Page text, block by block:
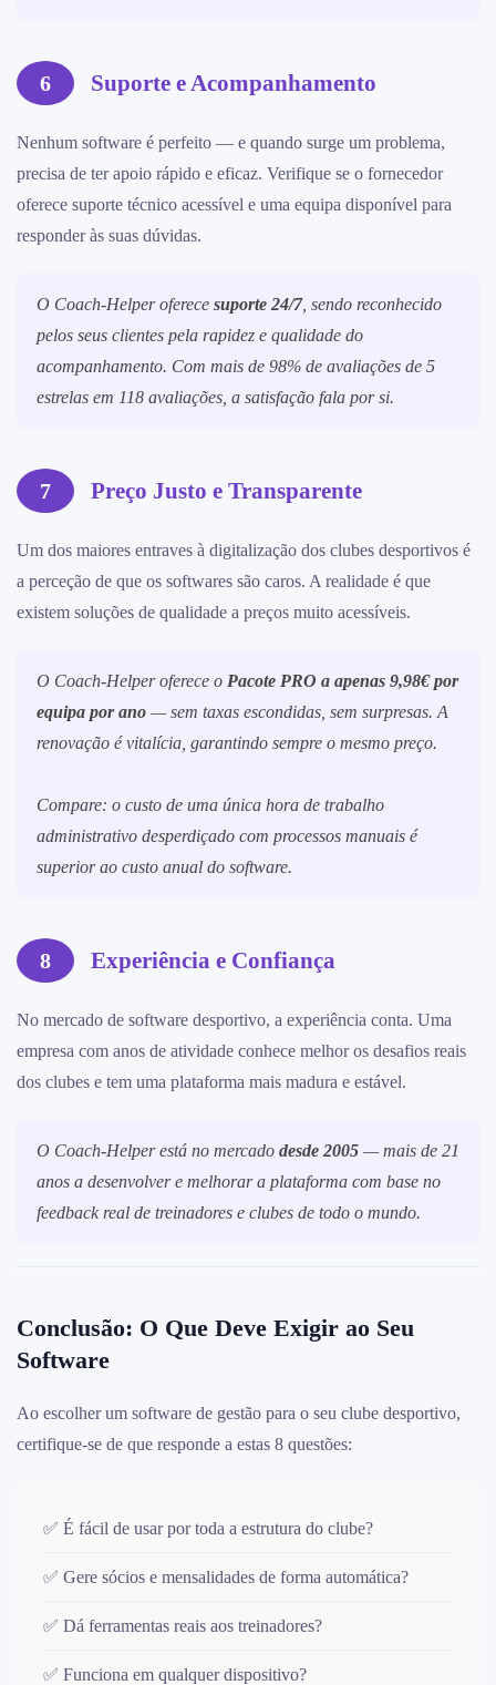
6 Suporte e Acompanhamento
Nenhum software é perfeito — e quando surge um problema,
precisa de ter apoio rápido e eficaz. Verifique se o fornecedor
oferece suporte técnico acessível e uma equipa disponível para
responder às suas dúvidas.
O Coach-Helper oferece suporte 24/7, sendo reconhecido
pelos seus clientes pela rapidez e qualidade do
acompanhamento. Com mais de 98% de avaliações de 5
estrelas em 118 avaliações, a satisfação fala por si.
7 Preço Justo e Transparente
Um dos maiores entraves à digitalização dos clubes desportivos é
a perceção de que os softwares são caros. A realidade é que
existem soluções de qualidade a preços muito acessíveis.
O Coach-Helper oferece o Pacote PRO a apenas 9,98€ por
equipa por ano — sem taxas escondidas, sem surpresas. A
renovação é vitalícia, garantindo sempre o mesmo preço.
Compare: o custo de uma única hora de trabalho
administrativo desperdiçado com processos manuais é
superior ao custo anual do software.
8 Experiência e Confiança
No mercado de software desportivo, a experiência conta. Uma
empresa com anos de atividade conhece melhor os desafios reais
dos clubes e tem uma plataforma mais madura e estável.
O Coach-Helper está no mercado desde 2005 — mais de 21
anos a desenvolver e melhorar a plataforma com base no
feedback real de treinadores e clubes de todo o mundo.
Conclusão: O Que Deve Exigir ao Seu
Software
Ao escolher um software de gestão para o seu clube desportivo,
certifique-se de que responde a estas 8 questões:
✅ É fácil de usar por toda a estrutura do clube?
✅ Gere sócios e mensalidades de forma automática?
✅ Dá ferramentas reais aos treinadores?
✅ Funciona em qualquer dispositivo?